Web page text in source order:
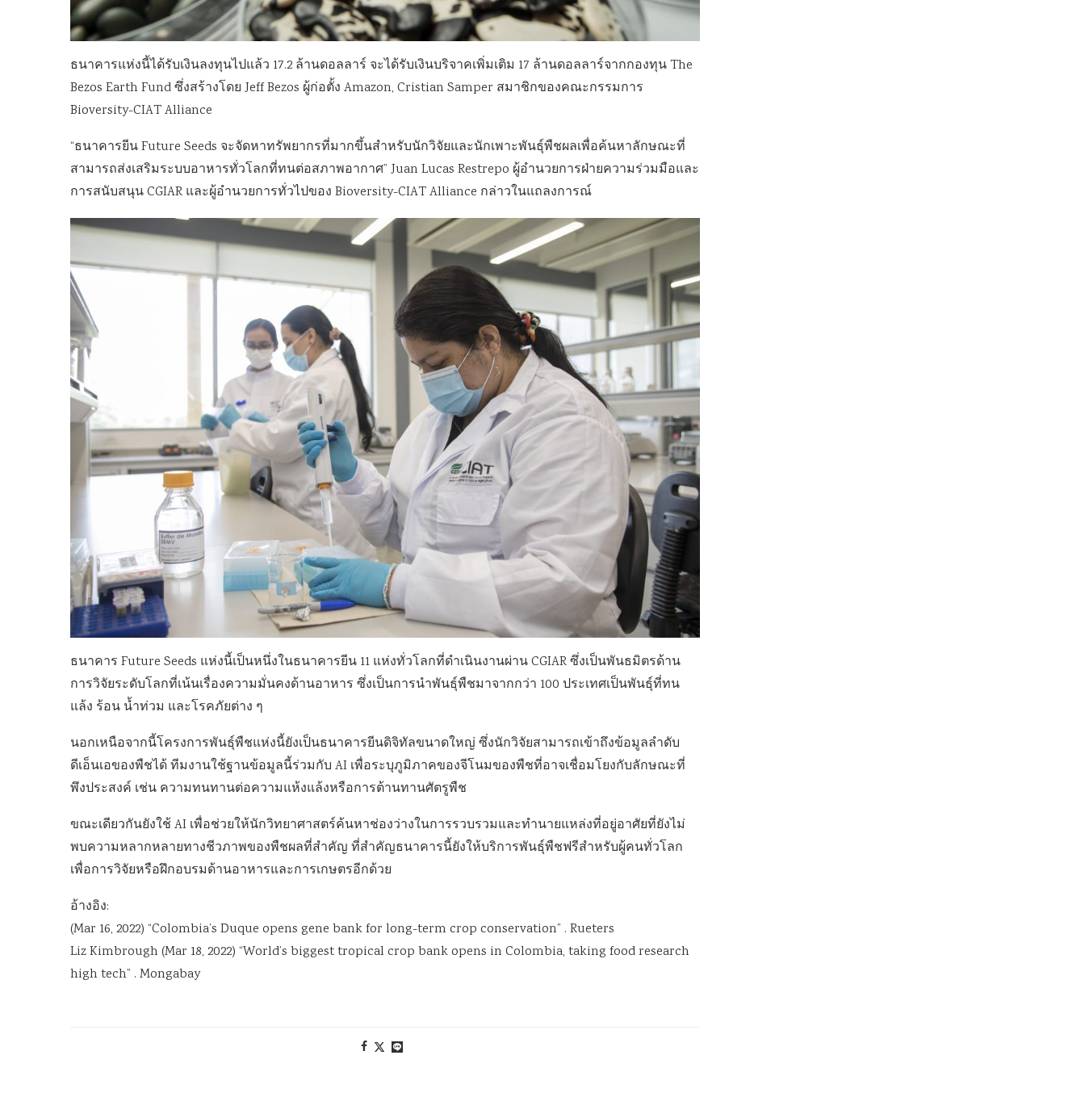
ธนาคารแห่งนี้ได้รับเงินลงทุนไปแล้ว 17.2 ล้านดอลลาร์ จะได้รับเงินบริจาคเพิ่มเติม 17 ล้านดอลลาร์จากกองทุน The
Bezos Earth Fund ซึ่งสร้างโดย Jeff Bezos ผู้ก่อตั้ง Amazon, Cristian Samper สมาชิกของคณะกรรมการ
Bioversity-CIAT Alliance
“ธนาคารยีน Future Seeds จะจัดหาทรัพยากรที่มากขึ้นสำหรับนักวิจัยและนักเพาะพันธุ์พืชผลเพื่อค้นหาลักษณะที่
สามารถส่งเสริมระบบอาหารทั่วโลกที่ทนต่อสภาพอากาศ” Juan Lucas Restrepo ผู้อำนวยการฝ่ายความร่วมมือและ
การสนับสนุน CGIAR และผู้อำนวยการทั่วไปของ Bioversity-CIAT Alliance กล่าวในแถลงการณ์
ธนาคาร Future Seeds แห่งนี้เป็นหนึ่งในธนาคารยีน 11 แห่งทั่วโลกที่ดำเนินงานผ่าน CGIAR ซึ่งเป็นพันธมิตรด้าน
การวิจัยระดับโลกที่เน้นเรื่องความมั่นคงด้านอาหาร ซึ่งเป็นการนำพันธุ์พืชมาจากกว่า 100 ประเทศเป็นพันธุ์ที่ทน
แล้ง ร้อน น้ำท่วม และโรคภัยต่าง ๆ
นอกเหนือจากนี้โครงการพันธุ์พืชแห่งนี้ยังเป็นธนาคารยีนดิจิทัลขนาดใหญ่ ซึ่งนักวิจัยสามารถเข้าถึงข้อมูลลำดับ
ดีเอ็นเอของพืชได้ ทีมงานใช้ฐานข้อมูลนี้ร่วมกับ AI เพื่อระบุภูมิภาคของจีโนมของพืชที่อาจเชื่อมโยงกับลักษณะที่
พึงประสงค์ เช่น ความทนทานต่อความแห้งแล้งหรือการต้านทานศัตรูพืช
ขณะเดียวกันยังใช้ AI เพื่อช่วยให้นักวิทยาศาสตร์ค้นหาช่องว่างในการรวบรวมและทำนายแหล่งที่อยู่อาศัยที่ยังไม่
พบความหลากหลายทางชีวภาพของพืชผลที่สำคัญ ที่สำคัญธนาคารนี้ยังให้บริการพันธุ์พืชฟรีสำหรับผู้คนทั่วโลก
เพื่อการวิจัยหรือฝึกอบรมด้านอาหารและการเกษตรอีกด้วย
อ้างอิง:
(Mar 16, 2022) “Colombia’s Duque opens gene bank for long-term crop conservation” . Rueters
Liz Kimbrough (Mar 18, 2022) “World’s biggest tropical crop bank opens in Colombia, taking food research
high tech” . Mongabay